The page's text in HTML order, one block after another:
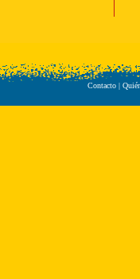
Contacto|